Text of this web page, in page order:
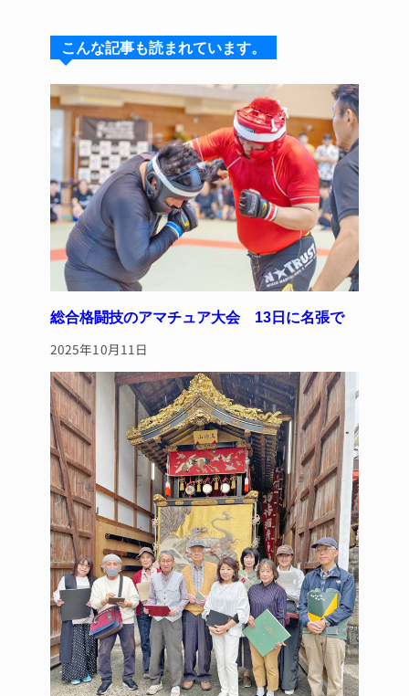
s
k
y
a
d
s
e
b
o
o
k
re
st
こんな記事も読まれています。
総合格闘技のアマチュア大会 13日に名張で
2025年10月11日